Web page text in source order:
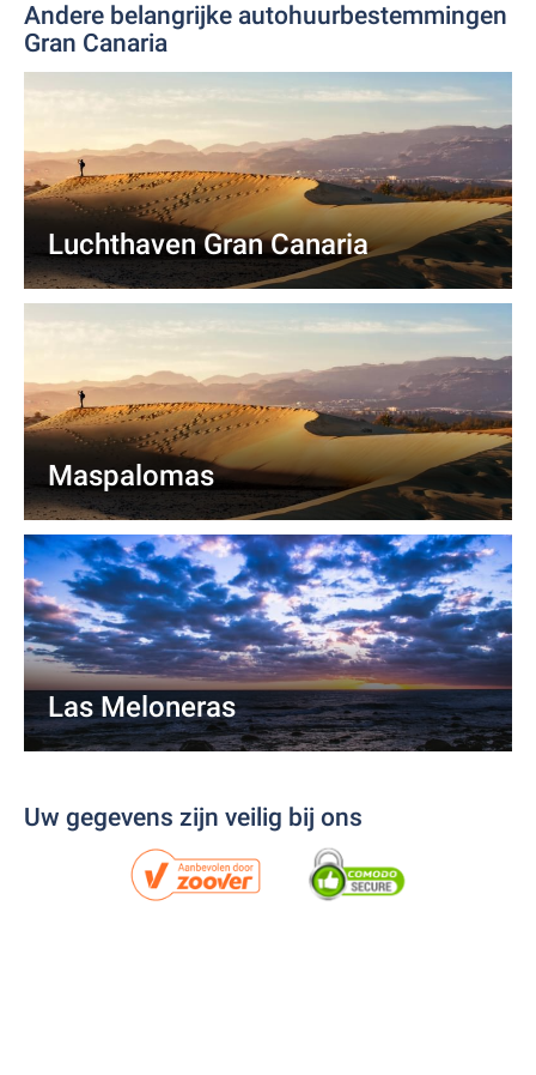
Andere belangrijke autohuurbestemmingen
Gran Canaria
Luchthaven Gran Canaria
Maspalomas
Las Meloneras
Uw gegevens zijn veilig bij ons